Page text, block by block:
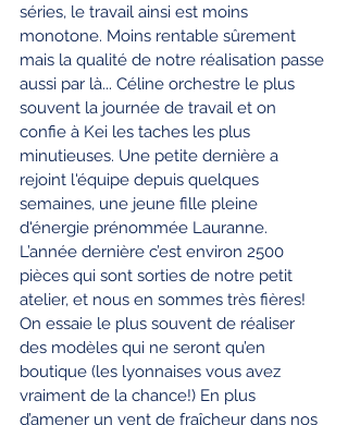
séries, le travail ainsi est moins
monotone. Moins rentable sûrement
mais la qualité de notre réalisation passe
aussi par là... Céline orchestre le plus
souvent la journée de travail et on
confie à Kei les taches les plus
minutieuses. Une petite dernière a
rejoint l'équipe depuis quelques
semaines, une jeune fille pleine
d'énergie prénommée Lauranne.
L’année dernière c’est environ 2500
pièces qui sont sorties de notre petit
atelier, et nous en sommes très fières!
On essaie le plus souvent de réaliser
des modèles qui ne seront qu’en
boutique (les lyonnaises vous avez
vraiment de la chance!) En plus
d’amener un vent de fraîcheur dans nos